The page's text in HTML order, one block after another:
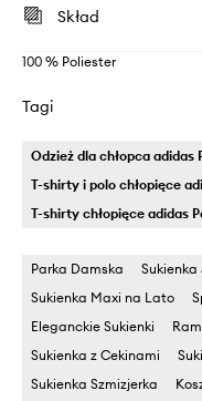
Skład
100 % Poliester
Tagi
Odzież dla chłopca adidas
T-shirty i polo chłopięce
T-shirty chłopięce adidas
Parka Damska Sukienka
Sukienka Maxi na Lato
Eleganckie Sukienki
Sukienka z Cekinami
Sukienka Szmizjerka